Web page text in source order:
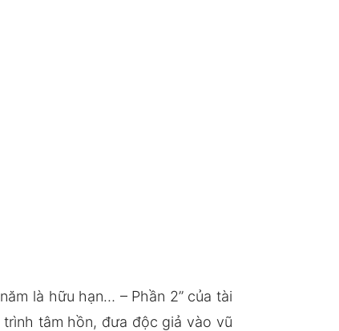
là hữu hạn… – Phần 2” của tài
tâm hồn, đưa độc giả vào vũ